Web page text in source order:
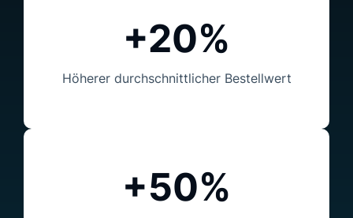
+20%
Höherer durchschnittlicherBestellwert
+50%